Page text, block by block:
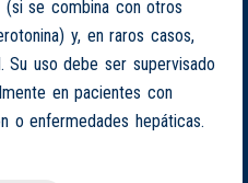
(si se combina con otros
y, en raros casos,
Su uso debe ser supervisado
en pacientes con
o enfermedades hepáticas.